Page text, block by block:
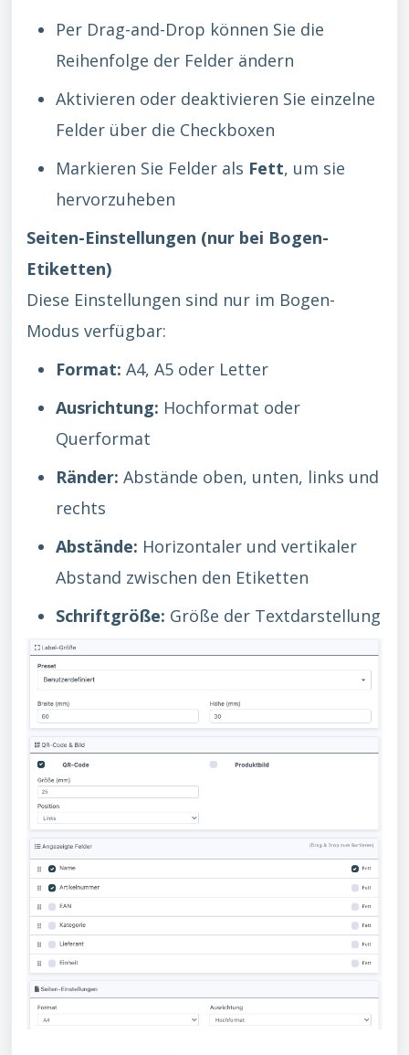
Per Drag-and-Drop können Sie die
Reihenfolge der Felder ändern
Aktivieren oder deaktivieren Sie einzelne
Felder über die Checkboxen
Markieren Sie Felder als Fett, um sie
hervorzuheben
Seiten-Einstellungen (nur bei Bogen-
Etiketten)
Diese Einstellungen sind nur im Bogen-
Modus verfügbar:
Format: A4, A5 oder Letter
Ausrichtung: Hochformat oder
Querformat
Ränder: Abstände oben, unten, links und
rechts
Abstände: Horizontaler und vertikaler
Abstand zwischen den Etiketten
Schriftgröße: Größe der Textdarstellung